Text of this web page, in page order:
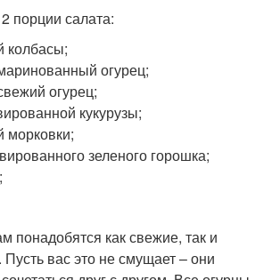
порции салата:
колбасы;
огурец;
огурец;
кукурузы;
морковки;
зеленого горошка;
понадобятся как свежие, так и
вас это не смущает – они